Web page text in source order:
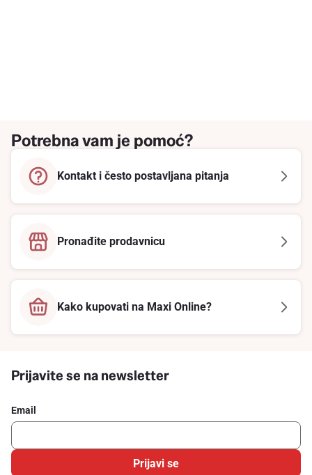
Potrebna vam je pomoć?
Kontakt i često postavljana pitanja
Pronađite prodavnicu
Kako kupovati na Maxi Online?
Prijavite se na newsletter
Email
Prijavi se